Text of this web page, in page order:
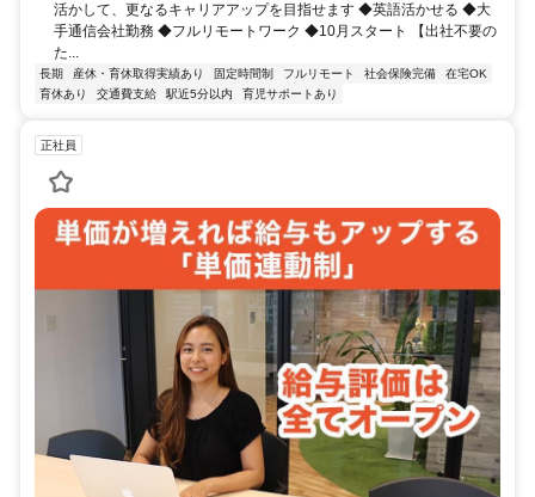
活かして、更なるキャリアアップを目指せます ◆英語活かせる ◆大
手通信会社勤務 ◆フルリモートワーク ◆10月スタート 【出社不要の
た...
長期 産休・育休取得実績あり 固定時間制 フルリモート 社会保険完備
在宅OK
育休あり
交通費支給 駅近5分以内 育児サポートあり
正社員